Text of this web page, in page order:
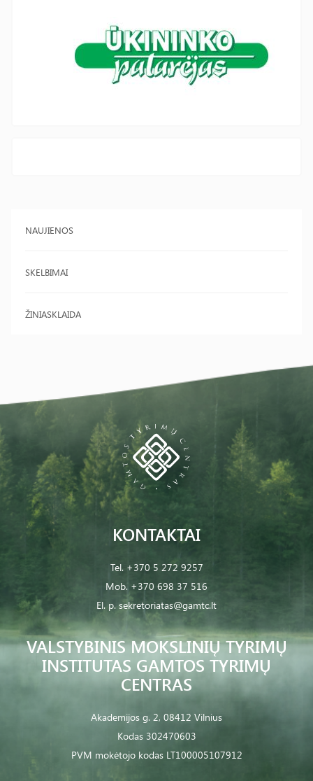
NAUJIENOS
SKELBIMAI
ŽINIASKLAIDA
VALSTYBINIS MOKSLINIŲ TYRIMŲ
INSTITUTAS GAMTOS TYRIMŲ
CENTRAS
Akademijos g. 2, 08412 Vilnius
Kodas 302470603
PVM mokėtojo kodas LT100005107912
KONTAKTAI
Tel. +370 5 272 9257
Mob. +370 698 37 516
El. p. sekretoriatas@gamtc.lt